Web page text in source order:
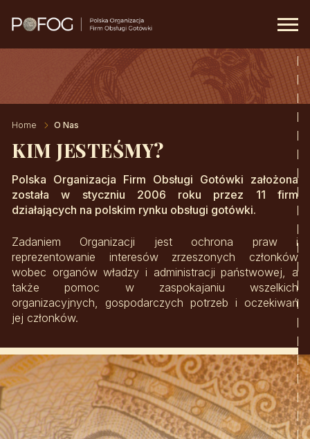
Home O Nas
KIM JESTEŚMY?
Polska Organizacja Firm Obsługi Gotówki założona
została w styczniu 2006 roku przez 11 firm
działających na polskim rynku obsługi gotówki.
Zadaniem Organizacji jest ochrona praw i
reprezentowanie interesów zrzeszonych członków
wobec organów władzy i administracji państwowej, a
także pomoc w zaspokajaniu wszelkich
organizacyjnych, gospodarczych potrzeb i oczekiwań
jej członków.